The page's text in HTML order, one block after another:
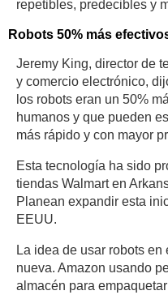
repetibles, predecibles y
Robots 50% más
Jeremy King, director de
y comercio electrónico,
los robots eran un 50%
humanos y que pueden
más rápido y con mayor
Esta tecnología ha sido
tiendas Walmart en
Planean expandir esta
EEUU.
La idea de usar robots
nueva. Amazon usando
almacén para